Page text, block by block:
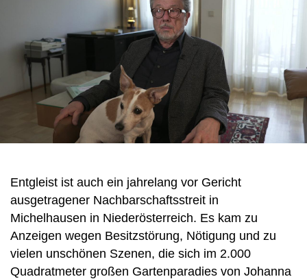
Entgleist ist auch ein jahrelang vor Gericht
ausgetragener Nachbarschaftsstreit in
Michelhausen in Niederösterreich. Es kam zu
Anzeigen wegen Besitzstörung, Nötigung und zu
vielen unschönen Szenen, die sich im 2.000
Quadratmeter großen Gartenparadies von Johanna